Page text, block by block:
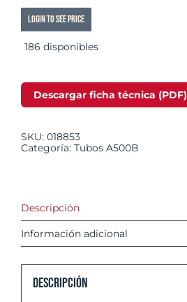
Login to see price
186 disponibles
Descargar ficha técnica (PDF)
SKU: 018853
Categoría: Tubos A500B
Descripción
Información adicional
Descripción